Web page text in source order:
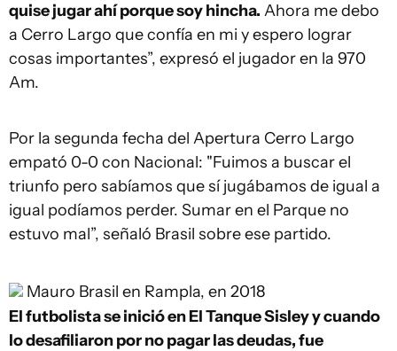
quise jugar ahí porque soy hincha. Ahora me debo
a Cerro Largo que confía en mi y espero lograr
cosas importantes”, expresó el jugador en la 970
Am.
Por la segunda fecha del Apertura Cerro Largo
empató 0-0 con Nacional: "Fuimos a buscar el
triunfo pero sabíamos que sí jugábamos de igual a
igual podíamos perder. Sumar en el Parque no
estuvo mal”, señaló Brasil sobre ese partido.
Mauro Brasil en Rampla, en 2018
El futbolista se inició en El Tanque Sisley y cuando
lo desafiliaron por no pagar las deudas, fue